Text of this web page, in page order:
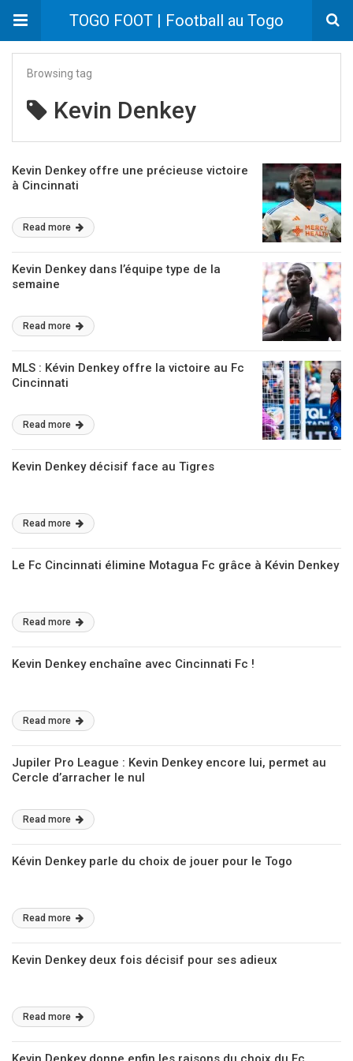
TOGO FOOT | Football au Togo
Browsing tag
Kevin Denkey
Kevin Denkey offre une précieuse victoire
à Cincinnati
Read more
Kevin Denkey dans l’équipe type de la
semaine
Read more
MLS : Kévin Denkey offre la victoire au Fc
Cincinnati
Read more
Kevin Denkey décisif face au Tigres
Read more
Le Fc Cincinnati élimine Motagua Fc grâce à Kévin Denkey
Read more
Kevin Denkey enchaîne avec Cincinnati Fc !
Read more
Jupiler Pro League : Kevin Denkey encore lui, permet au
Cercle d’arracher le nul
Read more
Kévin Denkey parle du choix de jouer pour le Togo
Read more
Kevin Denkey deux fois décisif pour ses adieux
Read more